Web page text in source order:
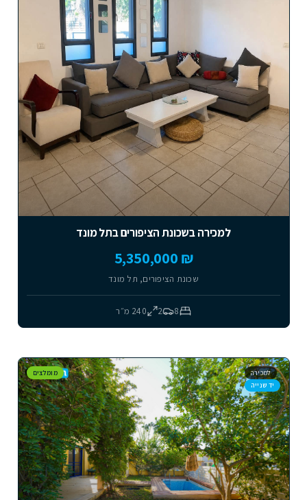
למכירה בשכונת הציפורים בתל מונד
₪ 5,350,000
שכונת הציפורים, תל מונד
8
2
240 מ״ר
למכירה
יד שנייה
מומלצים